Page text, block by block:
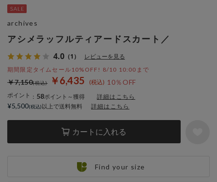
アシメラッフルティアードスカート／
4.0 （1） レビューを見る
期間限定タイムセール10%OFF! 8/10 10:00まで
￥6,435 10％OFF
￥7,150
ポイント ： 58ポイント～獲得 詳細はこちら
カートに入れる
archives
¥5,500 以上で送料無料 詳細はこちら
Find your size